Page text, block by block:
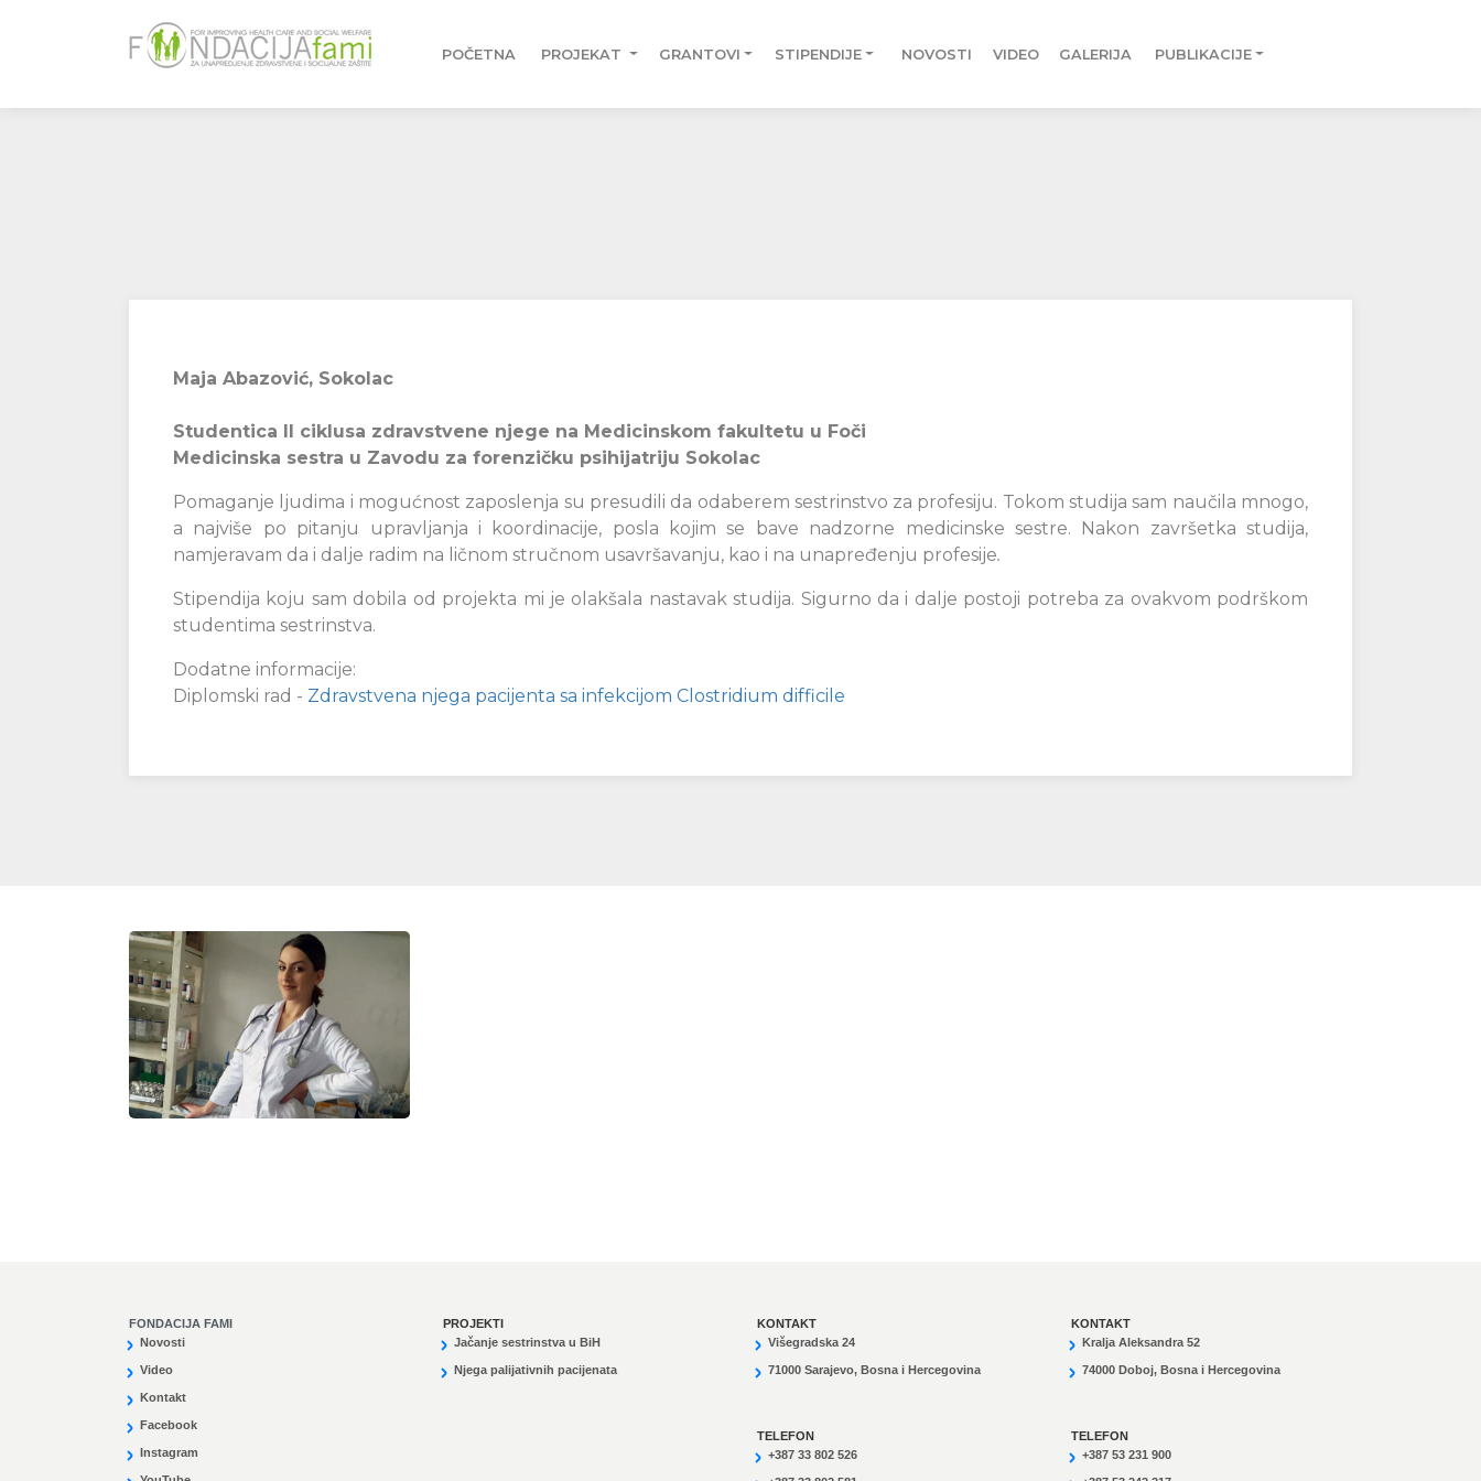
POČETNA PROJEKAT GRANTOVI STIPENDIJE NOVOSTI VIDEO GALERIJA PUBLIKACIJE
Maja Abazović, Sokolac
Studentica II ciklusa zdravstvene njege na Medicinskom fakultetu u Foči
Medicinska sestra u Zavodu za forenzičku psihijatriju Sokolac
Pomaganje ljudima i mogućnost zaposlenja su presudili da odaberem sestrinstvo za profesiju. Tokom studija sam naučila mnogo,
a najviše po pitanju upravljanja i koordinacije, posla kojim se bave nadzorne medicinske sestre. Nakon završetka studija,
namjeravam da i dalje radim na ličnom stručnom usavršavanju, kao i na unapređenju profesije.
Stipendija koju sam dobila od projekta mi je olakšala nastavak studija. Sigurno da i dalje postoji potreba za ovakvom podrškom
studentima sestrinstva.
Dodatne informacije:
Diplomski rad - Zdravstvena njega pacijenta sa infekcijom Clostridium difficile
FONDACIJA FAMI
Novosti
Video
Kontakt
Facebook
Instagram
PROJEKTI
Jačanje sestrinstva u BiH
Njega palijativnih pacijenata
KONTAKT
Višegradska 24
71000 Sarajevo, Bosna i Hercegovina
TELEFON
+387 33 802 526
KONTAKT
Kralja Aleksandra 52
74000 Doboj, Bosna i Hercegovina
TELEFON
+387 53 231 900